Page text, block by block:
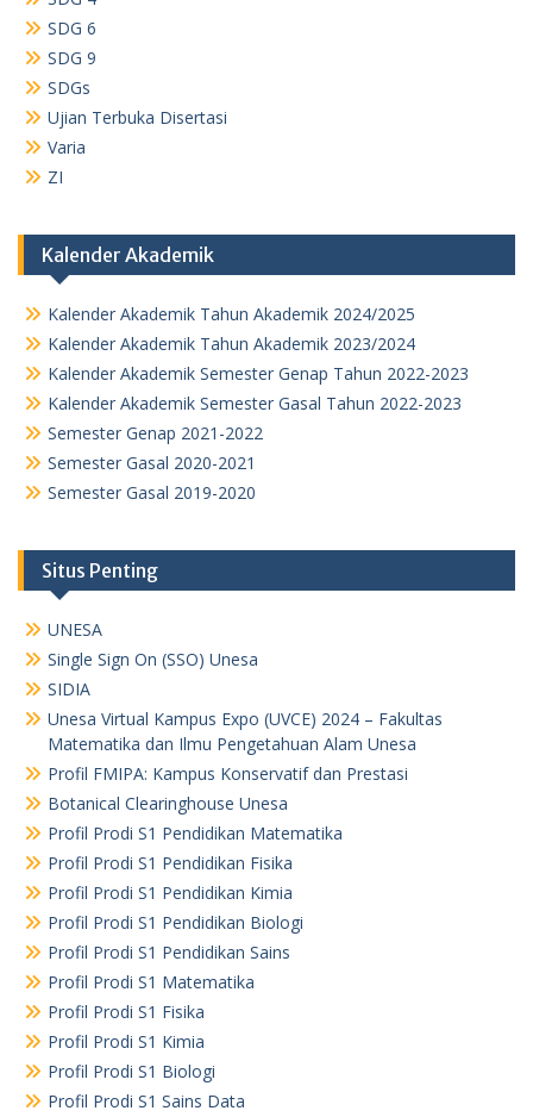
SDG 6
SDG 9
SDGs
Ujian Terbuka Disertasi
Varia
ZI
Kalender Akademik
Kalender Akademik Tahun Akademik 2024/2025
Kalender Akademik Tahun Akademik 2023/2024
Kalender Akademik Semester Genap Tahun 2022-2023
Kalender Akademik Semester Gasal Tahun 2022-2023
Semester Genap 2021-2022
Semester Gasal 2020-2021
Semester Gasal 2019-2020
Situs Penting
UNESA
Single Sign On (SSO) Unesa
SIDIA
Unesa Virtual Kampus Expo (UVCE) 2024 – Fakultas
Matematika dan Ilmu Pengetahuan Alam Unesa
Profil FMIPA: Kampus Konservatif dan Prestasi
Botanical Clearinghouse Unesa
Profil Prodi S1 Pendidikan Matematika
Profil Prodi S1 Pendidikan Fisika
Profil Prodi S1 Pendidikan Kimia
Profil Prodi S1 Pendidikan Biologi
Profil Prodi S1 Pendidikan Sains
Profil Prodi S1 Matematika
Profil Prodi S1 Fisika
Profil Prodi S1 Kimia
Profil Prodi S1 Biologi
Profil Prodi S1 Sains Data